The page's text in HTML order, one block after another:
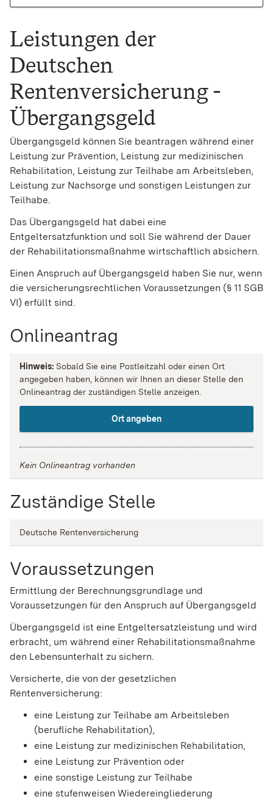
Leistungen der
Deutschen
Rentenversicherung -
Übergangsgeld
Übergangsgeld können Sie beantragen während einer
Leistung zur Prävention, Leistung zur medizinischen
Rehabilitation, Leistung zur Teilhabe am Arbeitsleben,
Leistung zur Nachsorge und sonstigen Leistungen zur
Teilhabe.
Das Übergangsgeld hat dabei eine
Entgeltersatzfunktion und soll Sie während der Dauer
der Rehabilitationsmaßnahme wirtschaftlich absichern.
Einen Anspruch auf Übergangsgeld haben Sie nur, wenn
die versicherungsrechtlichen Voraussetzungen (§ 11 SGB
VI) erfüllt sind.
Onlineantrag
Hinweis: Sobald Sie eine Postleitzahl oder einen Ort
angegeben haben, können wir Ihnen an dieser Stelle den
Onlineantrag der zuständigen Stelle anzeigen.
Ort angeben
Kein Onlineantrag vorhanden
Zuständige Stelle
Deutsche Rentenversicherung
Voraussetzungen
Ermittlung der Berechnungsgrundlage und
Voraussetzungen für den Anspruch auf Übergangsgeld
Übergangsgeld ist eine Entgeltersatzleistung und wird
erbracht, um während einer Rehabilitationsmaßnahme
den Lebensunterhalt zu sichern.
Versicherte, die von der gesetzlichen
Rentenversicherung:
eine Leistung zur Teilhabe am Arbeitsleben
(berufliche Rehabilitation),
eine Leistung zur medizinischen Rehabilitation,
eine Leistung zur Prävention oder
eine sonstige Leistung zur Teilhabe
eine stufenweisen Wiedereingliederung